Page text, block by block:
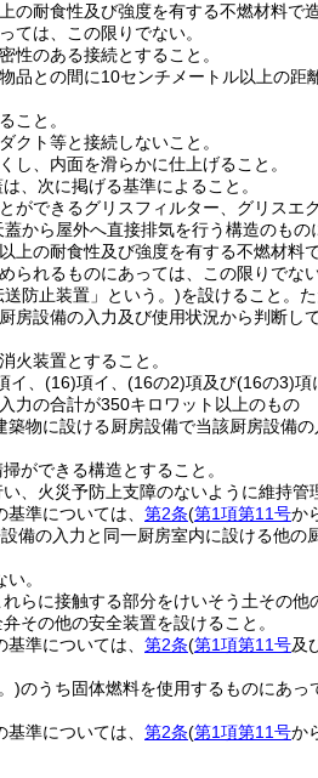
耐食性及び強度を有する不燃材料で造
ては、この限りでない。
性のある接続とすること。
との間に10センチメートル以上の距
こと。
クト等と接続しないこと。
し、内面を滑らかに仕上げること。
、次に掲げる基準によること。
ができるグリスフィルター、グリスエ
から屋外へ直接排気を行う構造のもの
の耐食性及び強度を有する不燃材料
られるものにあっては、この限りでない
防止装置」という。)を設けること。
房設備の入力及び使用状況から判断し
火装置とすること。
イ、(16)項イ、(16の2)項及び(16の3)項
力の合計が350キロワット以上のもの
物に設ける厨房設備で当該厨房設備
ができる構造とすること。
、火災予防上支障のないように維持管
準については、 第2条(第1項第11号か
備の入力と同一厨房室内に設ける他の
。
らに接触する部分をけいそう土その他
その他の安全装置を設けること。
準については、 第2条(第1項第11号及
)のうち固体燃料を使用するものにあ
準については、 第2条(第1項第11号か